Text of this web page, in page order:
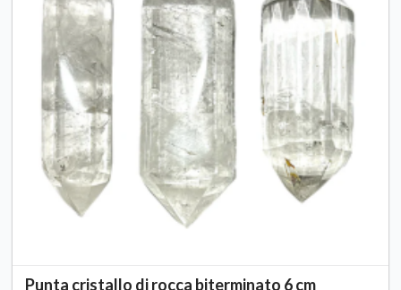
Punta cristallo di rocca biterminato 6 cm